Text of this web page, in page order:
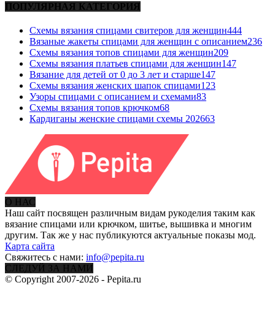
ПОПУЛЯРНАЯ КАТЕГОРИЯ
Схемы вязания спицами свитеров для женщин444
Вязаные жакеты спицами для женщин с описанием236
Схемы вязания топов спицами для женщин209
Схемы вязания платьев спицами для женщин147
Вязание для детей от 0 до 3 лет и старше147
Схемы вязания женских шапок спицами123
Узоры спицами с описанием и схемами83
Схемы вязания топов крючком68
Кардиганы женские спицами схемы 202663
О НАС
Наш сайт посвящен различным видам рукоделия таким как
вязание спицами или крючком, шитье, вышивка и многим
другим. Так же у нас публикуются актуальные показы мод.
Карта сайта
Свяжитесь с нами: info@pepita.ru
СЛЕДУЙ ЗА НАМИ
© Copyright 2007-2026 - Pepita.ru